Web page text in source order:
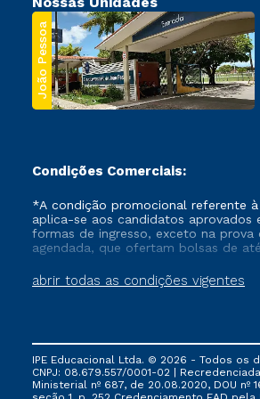
João Pessoa
Condições Comerciais:
abrir todas as condições vigentes
*A condição promocional referente
aplica-se aos candidatos aprovados
formas de ingresso, exceto na prova
agendada, que ofertam bolsas de
que ainda não tenham efetivado e/ou
cancelado ou trancado sua matrícula
via FIES, Prouni e outros programas
não se acumula com nenhuma outra
ofertada pela Instituição.
IPE Educacional Ltda. © 2026 - Todos os
CNPJ: 08.679.557/0001-02 |
Ministerial nº 687, de 20.08.2020, DOU nº